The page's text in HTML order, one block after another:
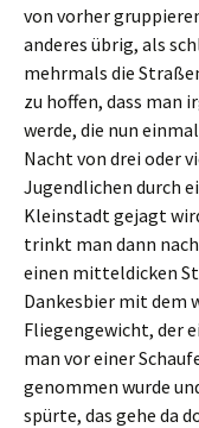
von vorher
anderes übrig, als
mehrmals die
zu hoffen, dass man
werde, die nun
Nacht von drei oder
Jugendlichen durch
Kleinstadt gejagt
trinkt man dann
einen mitteldicken
Dankesbier mit dem
Fliegengewicht, der
man vor einer
genommen wurde
spürte, das gehe da